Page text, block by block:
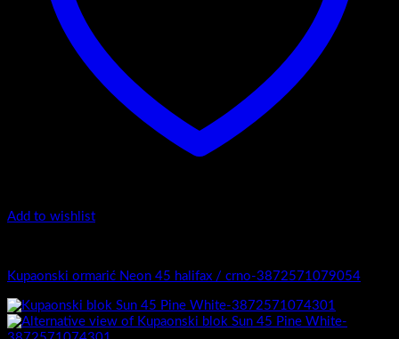
Add to wishlist
Kupaonski ormarić Neon 45 halifax / crno-3872571079054